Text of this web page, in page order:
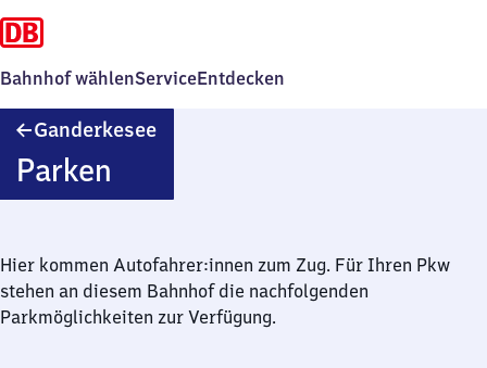
Bahnhof wählenServiceEntdecken
Ganderkesee
Parken
Hier kommen Autofahrer:innen zum Zug. Für Ihren Pkw
stehen an diesem Bahnhof die nachfolgenden
Parkmöglichkeiten zur Verfügung.